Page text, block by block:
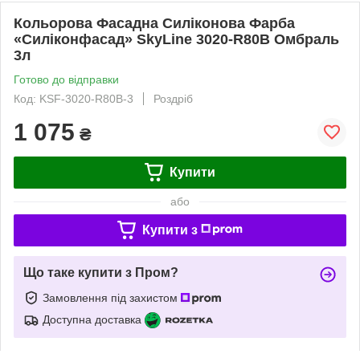
Кольорова Фасадна Силіконова Фарба
«Силіконфасад» SkyLine 3020-R80B Омбраль
3л
Готово до відправки
Код: KSF-3020-R80B-3
Роздріб
1 075 ₴
Купити
або
Купити з
Що таке купити з Пром?
Замовлення під захистом
Доступна доставка